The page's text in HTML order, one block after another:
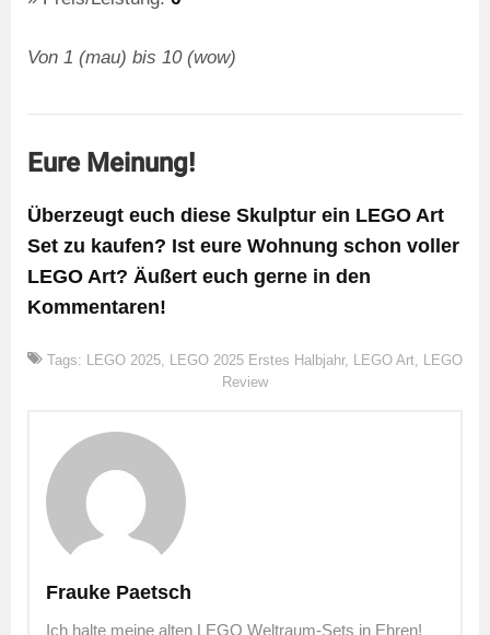
Von 1 (mau) bis 10 (wow)
Eure Meinung!
Überzeugt euch diese Skulptur ein LEGO Art
Set zu kaufen? Ist eure Wohnung schon voller
LEGO Art? Äußert euch gerne in den
Kommentaren!
Tags: LEGO 2025 LEGO 2025 Erstes Halbjahr, LEGO Art LEGO
Review
Frauke Paetsch
Ich halte meine alten LEGO Weltraum-Sets in Ehren!